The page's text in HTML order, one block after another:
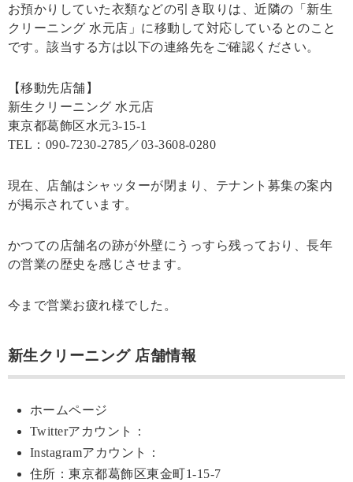
お預かりしていた衣類などの引き取りは、近隣の「新生
クリーニング 水元店」に移動して対応しているとのこと
です。該当する方は以下の連絡先をご確認ください。
【移動先店舗】
新生クリーニング 水元店
東京都葛飾区水元3-15-1
TEL：090-7230-2785／03-3608-0280
現在、店舗はシャッターが閉まり、テナント募集の案内
が掲示されています。
かつての店舗名の跡が外壁にうっすら残っており、長年
の営業の歴史を感じさせます。
今まで営業お疲れ様でした。
新生クリーニング 店舗情報
ホームページ
Twitterアカウント：
Instagramアカウント：
住所：東京都葛飾区東金町1-15-7